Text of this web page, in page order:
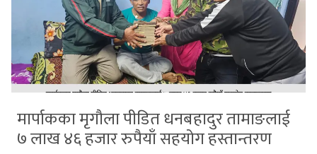
मार्पाकका मृगौला पीडित धनबहादुर तामाङलाई
७ लाख ४६ हजार रुपैयाँ सहयोग हस्तान्तरण